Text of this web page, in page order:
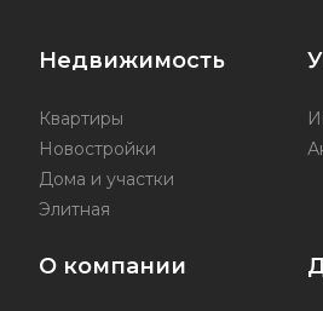
Недвижимость
Квартиры
Новостройки
Дома и участки
Элитная
О компании